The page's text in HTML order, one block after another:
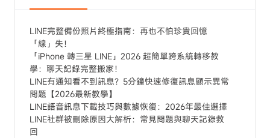
LINE完整備份照片終極指南：再也不怕珍貴回憶
「線」失！
「iPhone 轉三星 LINE」2026 超簡單跨系統轉移教
學：聊天記錄完整搬家！
LINE有通知看不到訊息？5分鐘快速修復訊息顯示異常
問題【2026最新教學】
LINE語音訊息下載技巧與數據恢復：2026年最佳選擇
LINE社群被刪除原因大解析：常見問題與聊天記錄救
回